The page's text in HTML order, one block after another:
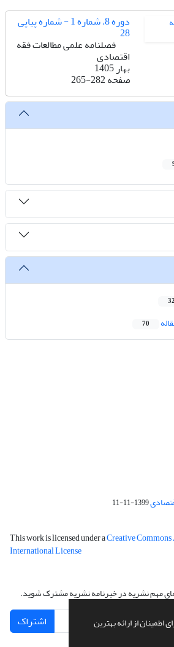
از ارائه بهترین
دوره 8، شماره 1 - شماره پیاپی
28
فصلنامه علمی مطالعات فقه
اقتصادی
بهار 1405
صفحه265-282
70
1399-11-11
This work is licensed under aCreative
International License
های مهم نشریه در خبرنامه نشریه مشترک شوید.
اشتراک